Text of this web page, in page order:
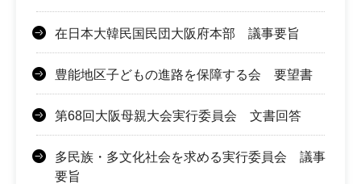
在日本大韓民国民団大阪府本部 議事要旨
豊能地区子どもの進路を保障する会 要望書
第68回大阪母親大会実行委員会 文書回答
多民族・多文化社会を求める実行委員会 議事
要旨